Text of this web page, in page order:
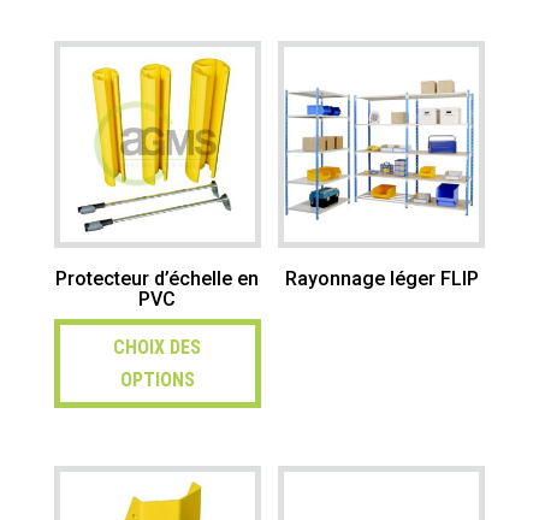
Protecteur d’échelle en
PVC
CHOIX DES
OPTIONS
Rayonnage léger FLIP